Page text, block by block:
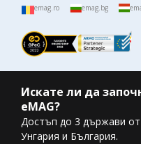
emag.ro emag.bg
Искате ли да
eMAG?
Достъп до 3 държави
Унгария и България.